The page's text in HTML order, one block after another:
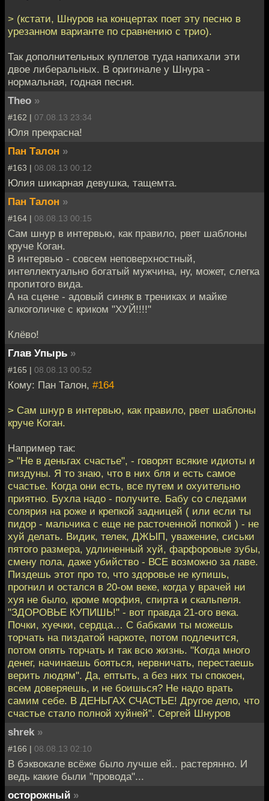
> (кстати, Шнуров на концертах поет эту песню в
урезанном варианте по сравнению с трио).
Так дополнительных куплетов туда напихали эти
двое либеральных. В оригинале у Шнура -
нормальная, годная песня.
Theo »
#162 | 07.08.13 23:34
Юля прекрасна!
Пан Талон »
#163 | 08.08.13 00:12
Юлия шикарная девушка, тащемта.
Пан Талон »
#164 | 08.08.13 00:15
Сам шнур в интервью, как правило, рвет шаблоны
круче Коган.
В интервью - совсем неповерхностный,
интеллектуально богатый мужчина, ну, может, слегка
пропитого вида.
А на сцене - адовый синяк в трениках и майке
алкоголичке с криком "ХУЙ!!!!"
Клёво!
Глав Упырь »
#165 | 08.08.13 00:52
Кому: Пан Талон, #164
> Сам шнур в интервью, как правило, рвет шаблоны
круче Коган.
Например так:
> "Не в деньгах счастье", - говорят всякие идиоты и
пиздуны. Я то знаю, что в них бля и есть самое
счастье. Когда они есть, все путем и охуительно
приятно. Бухла надо - получите. Бабу со следами
солярия на роже и крепкой задницей ( или если ты
пидор - мальчика с еще не расточенной попкой ) - не
хуй делать. Видик, телек, ДЖЫП, уважение, сиськи
пятого размера, удлиненный хуй, фарфоровые зубы,
смену пола, даже убийство - ВСЕ возможно за лаве.
Пиздешь этот про то, что здоровье не купишь,
прогнил и остался в 20-ом веке, когда у врачей ни
хуя не было, кроме морфия, спирта и скальпеля.
"ЗДОРОВЬЕ КУПИШЬ!" - вот правда 21-ого века.
Почки, хуечки, сердца… С бабками ты можешь
торчать на пиздатой наркоте, потом подлечится,
потом опять торчать и так всю жизнь. "Когда много
денег, начинаешь бояться, нервничать, перестаешь
верить людям". Да, ептыть, а без них ты спокоен,
всем доверяешь, и не боишься? Не надо врать
самим себе. В ДЕНЬГАХ СЧАСТЬЕ! Другое дело, что
счастье стало полной хуйней". Сергей Шнуров
shrek »
#166 | 08.08.13 02:10
В бэквокале всёже было лучше ей.. растерянно. И
ведь какие были "провода"...
осторожный »